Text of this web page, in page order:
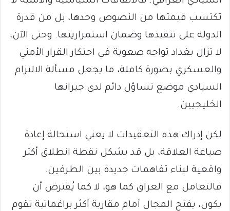
تكتسب قيمتها من النصوص وحدها، بل من قدرة
الدولة على تنفيذها وضمان استمراريتها. وحتى الآن،
لا تزال بغداد تواجه صعوبة في احتكار القرار الأمني
والعسكري بصورة كاملة، ما يجعل مسألة الالتزام
السيادي موضع تساؤل دائم لدى جيرانها
الخليجيين.
لكن إدراك هذه التعقيدات لا يعني استحالة إعادة
صياغة العلاقة، بل قد يشكل نقطة انطلاق أكثر
واقعية لبناء تفاهمات جديدة بين الطرفين.
فالتعامل مع العراق كما هو، لا كما يُفترض أن
يكون، يفتح المجال أمام مقاربة أكثر براغماتية تقوم